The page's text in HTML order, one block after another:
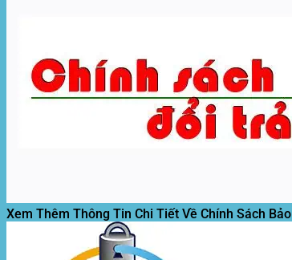
Xem Thêm Thông Tin Chi Tiết Về Chính Sách